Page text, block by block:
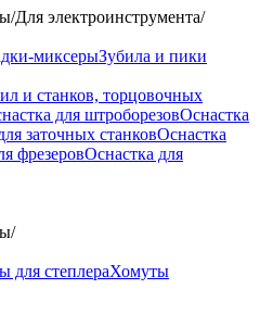
/Для электроинструмента/
миксерыЗубила и пики
и станков, торцовочных
для штроборезовОснастка
заточных станковОснастка
фрезеровОснастка для
/
для степлераХомуты